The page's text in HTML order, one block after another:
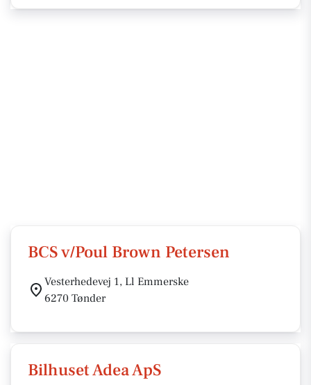
BCS v/Poul Brown Petersen
Vesterhedevej 1, Ll Emmerske
6270 Tønder
Bilhuset Adea ApS